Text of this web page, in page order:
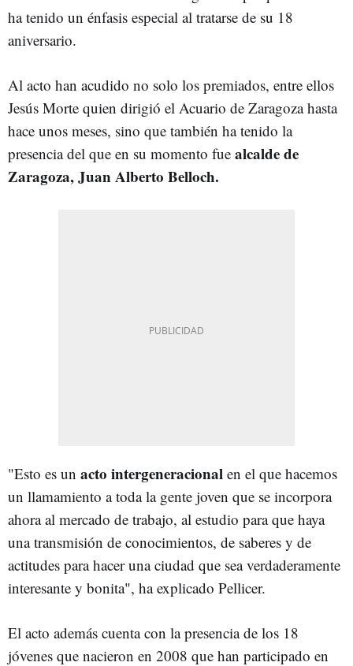
ha tenido un énfasis especial al tratarse de su 18
aniversario.
Al acto han acudido no solo los premiados, entre ellos
Jesús Morte quien dirigió el Acuario de Zaragoza hasta
hace unos meses, sino que también ha tenido la
presencia del que en su momento fue alcalde de
Zaragoza, Juan Alberto Belloch.
"Esto es un acto intergeneracional en el que hacemos
un llamamiento a toda la gente joven que se incorpora
ahora al mercado de trabajo, al estudio para que haya
una transmisión de conocimientos, de saberes y de
actitudes para hacer una ciudad que sea verdaderamente
interesante y bonita", ha explicado Pellicer.
El acto además cuenta con la presencia de los 18
jóvenes que nacieron en 2008 que han participado en